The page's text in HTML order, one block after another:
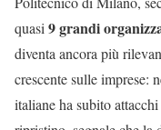
quasi 9 grandi
diventa ancora più
crescente sulle imprese:
italiane ha subito